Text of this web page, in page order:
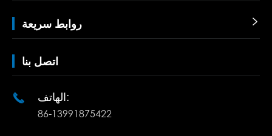
روابط سريعة 
اتصل بنا
 الهاتف:
86-13991875422